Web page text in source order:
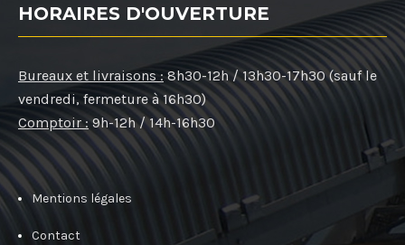
HORAIRES D'OUVERTURE
Bureaux et livraisons : 8h30-12h / 13h30-17h30 (sauf le
vendredi, fermeture à 16h30)
Comptoir : 9h-12h / 14h-16h30
Mentions légales
Contact